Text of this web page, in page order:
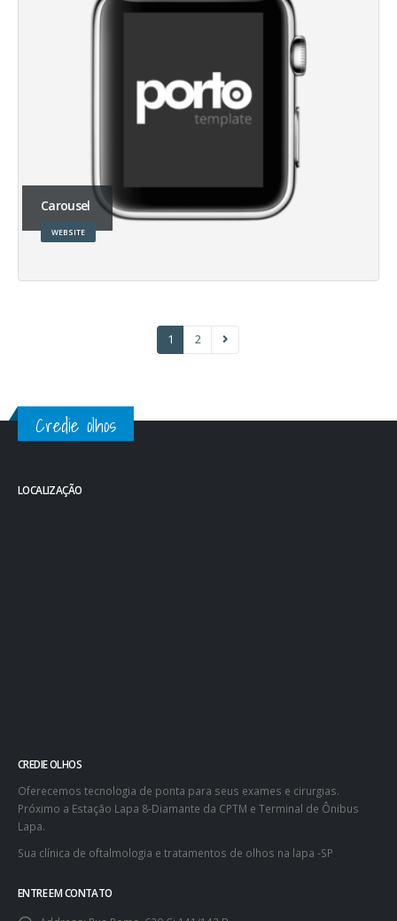
Carousel
WEBSITE
1 2
Credie olhos
LOCALIZAÇÃO
CREDIE OLHOS
Oferecemos tecnologia de ponta para seus exames e cirurgias.
Próximo a Estação Lapa 8-Diamante da CPTM e Terminal de Ônibus
Lapa.
Sua clínica de oftalmologia e tratamentos de olhos na lapa -SP
ENTRE EM CONTATO